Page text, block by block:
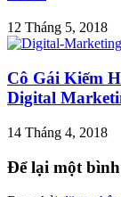
12 Tháng 5, 2018
Cô Gái Kiếm
Digital
14 Tháng 4, 2018
Để lại một